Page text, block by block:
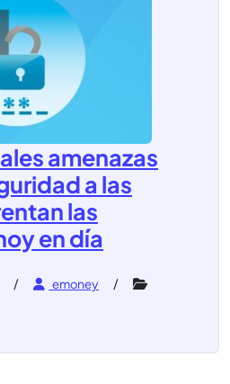
amenazas
a las
las
en día
emoney